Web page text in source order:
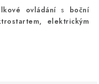
ovládání s boční
elektrickým